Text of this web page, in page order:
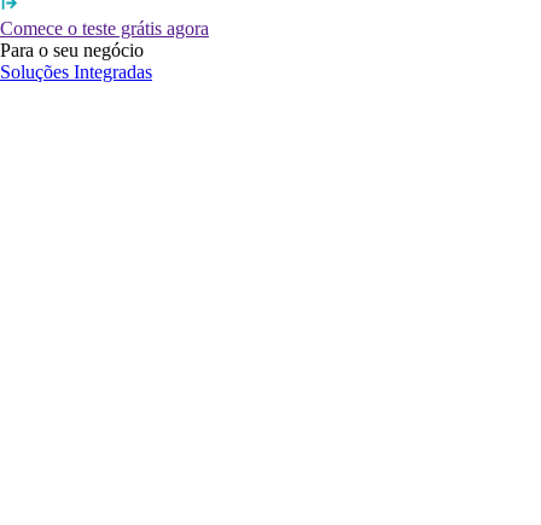
Comece o teste grátis agora
Para o seu negócio
Soluções Integradas